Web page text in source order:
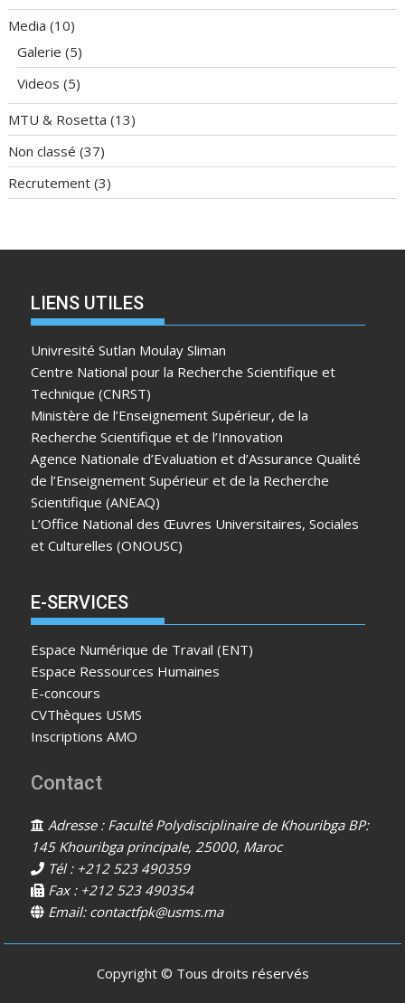
Media (10)
Galerie (5)
Videos (5)
MTU & Rosetta (13)
Non classé (37)
Recrutement (3)
LIENS UTILES
Univresité Sutlan Moulay Sliman
Centre National pour la Recherche Scientifique et
Technique (CNRST)
Ministère de l’Enseignement Supérieur, de la
Recherche Scientifique et de l’Innovation
Agence Nationale d’Evaluation et d’Assurance Qualité
de l’Enseignement Supérieur et de la Recherche
Scientifique (ANEAQ)
L’Office National des Œuvres Universitaires, Sociales
et Culturelles (ONOUSC)
E-SERVICES
Espace Numérique de Travail (ENT)
Espace Ressources Humaines
E-concours
CVThèques USMS
Inscriptions AMO
Contact
Adresse : Faculté Polydisciplinaire de Khouribga BP:
145 Khouribga principale, 25000, Maroc
Tél : +212 523 490359
Fax : +212 523 490354
Email: contactfpk@usms.ma
Copyright © Tous droits réservés